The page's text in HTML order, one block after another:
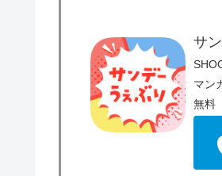
サ
マン
無料